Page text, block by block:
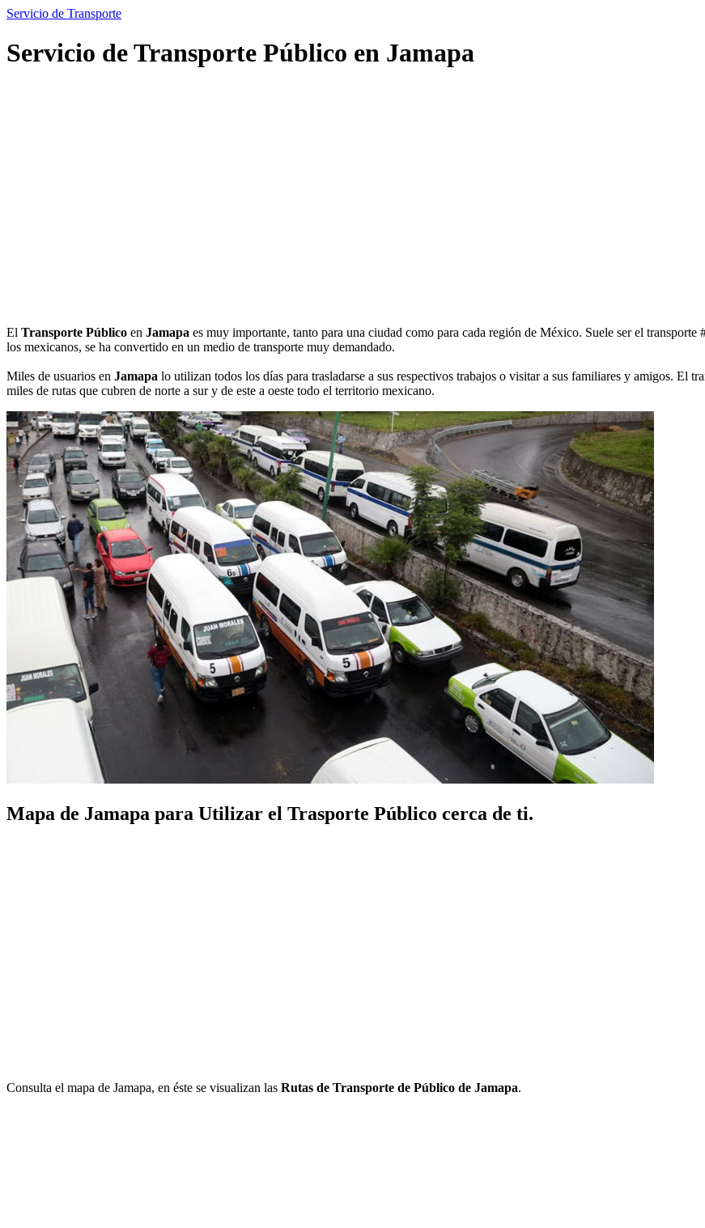
Servicio de Transporte
Servicio de Transporte Público en Jamapa
El Transporte Público en Jamapa es muy importante, tanto para una ciudad como para cada región de México. Suele ser el
los mexicanos, se ha convertido en un medio de transporte muy demandado.
Miles de usuarios en Jamapa lo utilizan todos los días para trasladarse a sus respectivos trabajos o visitar a sus familiares y amigos. El
miles de rutas que cubren de norte a sur y de este a oeste todo el territorio mexicano.
Mapa de Jamapa para Utilizar el Trasporte Público cerca de ti.
Consulta el mapa de Jamapa, en éste se visualizan las Rutas de Transporte de Público de Jamapa.